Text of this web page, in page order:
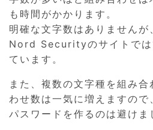
も時間がかかります。
明確な文字数はありませんが
Nord Securityのサイトでは
ています。
また、複数の文字種を組み
わせ数は一気に増えますの
パスワードを作るのは避けま